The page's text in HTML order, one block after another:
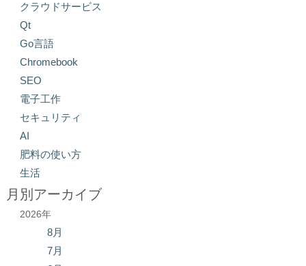
クラウドサービス
Qt
Go言語
Chromebook
SEO
電子工作
セキュリティ
AI
肥料の使い方
生活
月別アーカイブ
2026年
8月
7月